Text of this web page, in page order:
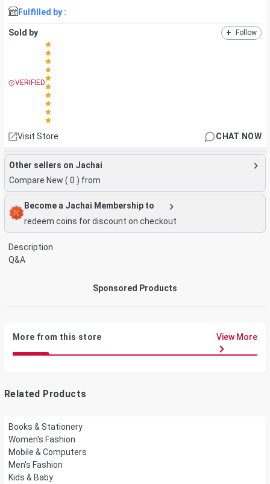
Fulfilled by :
Sold by + Follow
VERIFIED
Visit Store CHAT NOW
Other sellers on Jachai
Compare New ( 0 ) from
Become a Jachai Membership to
redeem coins for discount on checkout
Description
Q&A
Sponsored Products
More from this store View More
Related Products
Books & Stationery
Women's Fashion
Mobile & Computers
Men's Fashion
Kids & Baby